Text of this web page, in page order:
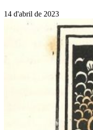
14 d'abril de 2023